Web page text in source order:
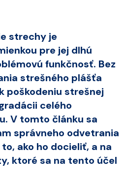
strechy je
pre jej dlhú
funkčnosť. Bez
strešného plášťa
poškodeniu strešnej
celého
V tomto článku sa
správneho odvetrania
ako ho docieliť, a na
ktoré sa na tento účel